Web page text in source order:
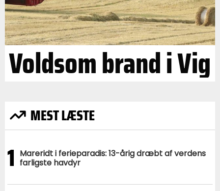
Voldsom brand i Vig
MEST LÆSTE
1 Mareridt i ferieparadis: 13-årig dræbt af verdens
farligste havdyr